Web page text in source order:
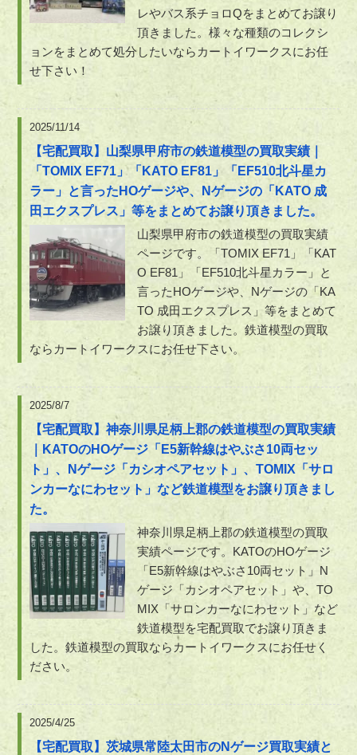
レやバス系チョロQをまとめてお譲り
頂きました。様々な種類のコレクシ
ョンをまとめて処分したいならカートイワークスにお任
せ下さい！
2025/11/14
【宅配買取】山梨県甲府市の鉄道模型の買取実績｜
「TOMIX EF71」「KATO EF81」「EF510北斗星カ
ラー」と言ったHOゲージや、Nゲージの「KATO 成
田エクスプレス」等をまとめてお譲り頂きました。
山梨県甲府市の鉄道模型の買取実績
ページです。「TOMIX EF71」「KAT
O EF81」「EF510北斗星カラー」と
言ったHOゲージや、Nゲージの「KA
TO 成田エクスプレス」等をまとめて
お譲り頂きました。鉄道模型の買取
ならカートイワークスにお任せ下さい。
2025/8/7
【宅配買取】神奈川県足柄上郡の鉄道模型の買取実績
｜KATOのHOゲージ「E5新幹線はやぶさ10両セッ
ト」、Nゲージ「カシオペアセット」、TOMIX「サロ
ンカーなにわセット」など鉄道模型をお譲り頂きまし
た。
神奈川県足柄上郡の鉄道模型の買取
実績ページです。KATOのHOゲージ
「E5新幹線はやぶさ10両セット」N
ゲージ「カシオペアセット」や、TO
MIX「サロンカーなにわセット」など
鉄道模型を宅配買取でお譲り頂きま
した。鉄道模型の買取ならカートイワークスにお任せく
ださい。
2025/4/25
【宅配買取】茨城県常陸太田市のNゲージ買取実績と